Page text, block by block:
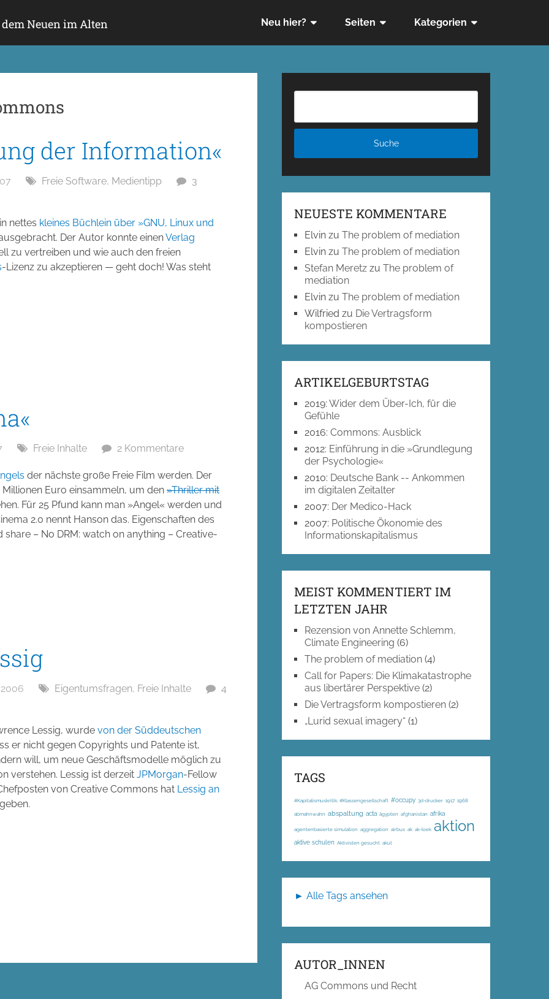
Neuen im Alten Neu hier? Seiten Kategorien
der Information«
Freie Software, Medientipp
3
nettes kleines Büchlein über »GNU, Linux und
Der Autor konnte einenVerlag
zu vertreiben und wie auch den freien
-Lizenz zu akzeptieren — geht doch! Was steht
Freie Inhalte 2 Kommentare
der nächste große Freie Film werden. Der
Euro einsammeln, um den »Thriller mit
Für 25 Pfund kann man »Angel« werden und
2.0 nennt Hanson das. Eigenschaften des
– No DRM: watch on anything – Creative-
Eigentumsfragen, Freie Inhalte
4
Lessig, wurde von der Süddeutschen
er nicht gegen Copyrights und Patente ist,
will, um neue Geschäftsmodelle möglich zu
verstehen. Lessig ist derzeit JPMorgan-Fellow
von Creative Commons hat Lessig an
NEUESTE KOMMENTARE
Elvin zuThe problem of mediation
Elvin zuThe problem of mediation
Stefan Meretz zuThe problem of
mediation
Elvin zuThe problem of mediation
Wilfried zu Die Vertragsform
kompostieren
ARTIKELGEBURTSTAG
2019:Wider dem Über-Ich, für die
Gefühle
2016:Commons: Ausblick
2012: Einführung in die »Grundlegung
der Psychologie«
2010: Deutsche Bank -- Ankommen
im digitalen Zeitalter
2007: Der Medico-Hack
2007: Politische Ökonomie des
Informationskapitalismus
MEIST KOMMENTIERT IM
LETZTEN JAHR
Rezension von Annette Schlemm,
Climate Engineering (6)
The problem of mediation (4)
Call for Papers: Die Klimakatastrophe
aus libertärer Perspektive (2)
Die Vertragsform kompostieren (2)
„Lurid sexual imagery“ (1)
TAGS
#Kapitalismuskritik; #Klassengesellschaft #occupy 3d-drucker 1917 1968
abmahnwahn abspaltung acta ägypten afghanistan afrika
agentenbasierte simulation aggregation airbus ak ak-loek aktion
aktive schulen Aktivisten gesucht akut
► Alle Tags ansehen
AUTOR_INNEN
AG Commons und Recht